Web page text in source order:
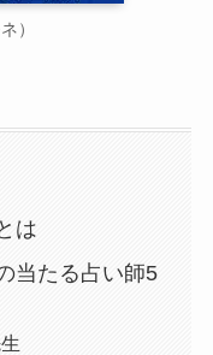
）
は
当たる占い師5